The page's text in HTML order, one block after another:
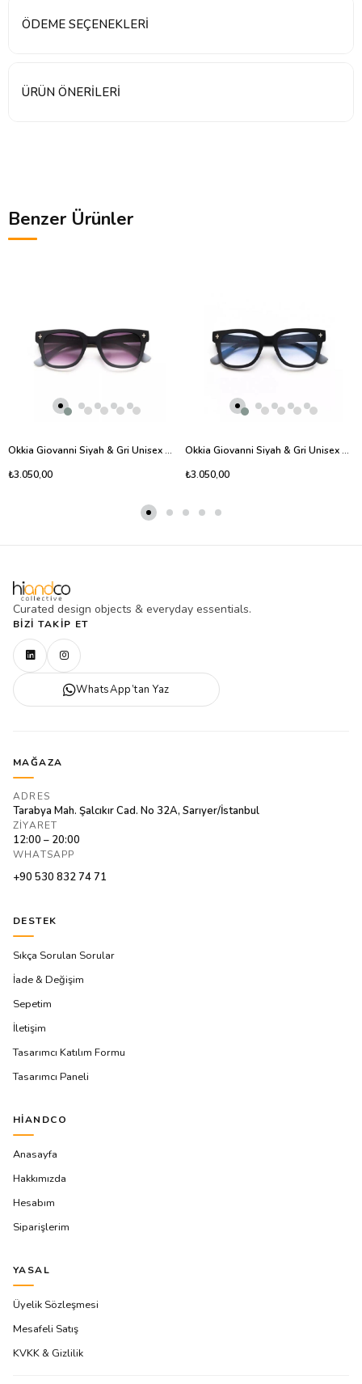
ÖDEME SEÇENEKLERI
ÜRÜN ÖNERILERI
Benzer Ürünler
Okkia Giovanni Siyah & Gri Unisex Güneş Gözlüğü Siyah Gradyan
₺3.050,00
Okkia Giovanni Siyah & Gri Unisex Güneş Gözlüğü Mavi Gradyan
₺3.050,00
Curated design objects & everyday essentials.
BIZI TAKIP ET
WhatsApp’tan Yaz
MAĞAZA
ADRES
Tarabya Mah. Şalcıkır Cad. No 32A, Sarıyer/İstanbul
ZIYARET
12:00 – 20:00
WHATSAPP
+90 530 832 74 71
DESTEK
Sıkça Sorulan Sorular
İade & Değişim
Sepetim
İletişim
Tasarımcı Katılım Formu
Tasarımcı Paneli
HIANDCO
Anasayfa
Hakkımızda
Hesabım
Siparişlerim
YASAL
Üyelik Sözleşmesi
Mesafeli Satış
KVKK & Gizlilik